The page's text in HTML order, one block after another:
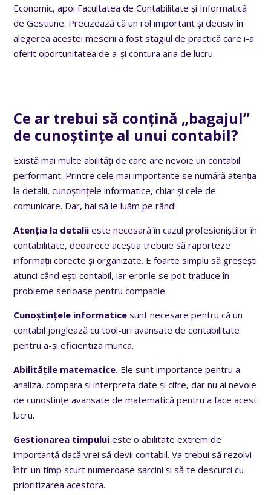
Economic, apoi Facultatea de Contabilitate și Informatică
de Gestiune. Precizează că un rol important și decisiv în
alegerea acestei meserii a fost stagiul de practică care i-a
oferit oportunitatea de a-și contura aria de lucru.
Ce ar trebui să conțină „bagajul”
de cunoștințe al unui contabil?
Există mai multe abilități de care are nevoie un contabil
performant. Printre cele mai importante se numără atenția
la detalii, cunoștințele informatice, chiar și cele de
comunicare. Dar, hai să le luăm pe rând!
Atenția la detalii este necesară în cazul profesioniștilor în
contabilitate, deoarece aceștia trebuie să raporteze
informații corecte și organizate. E foarte simplu să greșești
atunci când ești contabil, iar erorile se pot traduce în
probleme serioase pentru companie.
Cunoștințele informatice sunt necesare pentru că un
contabil jonglează cu tool-uri avansate de contabilitate
pentru a-și eficientiza munca.
Abilitățile matematice. Ele sunt importante pentru a
analiza, compara și interpreta date și cifre, dar nu ai nevoie
de cunoștințe avansate de matematică pentru a face acest
lucru.
Gestionarea timpuluieste o abilitate extrem de
importantă dacă vrei să devii contabil. Va trebui să rezolvi
într-un timp scurt numeroase sarcini și să te descurci cu
prioritizarea acestora.